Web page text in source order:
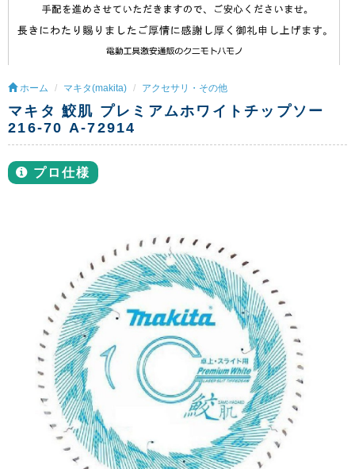
ホーム マキタ(makita) アクセサリ・その他
マキタ 鮫肌 プレミアムホワイトチップソー
216-70 A-72914
プロ仕様